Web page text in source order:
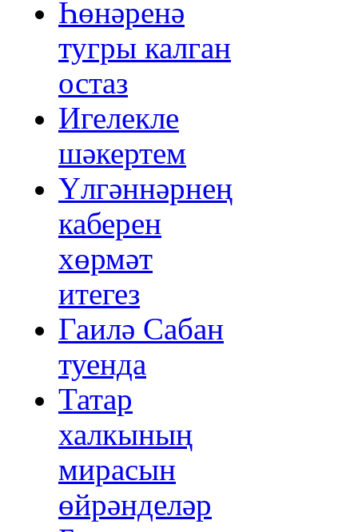
Һөнәренә
тугры калган
остаз
Игелекле
шәкертем
Үлгәннәрнең
каберен
хөрмәт
итегез
Гаилә Сабан
туенда
Татар
халкының
мирасын
өйрәнделәр